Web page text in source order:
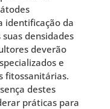
identificação da
densidades
deverão
e
fitossanitárias.
destes
práticas para